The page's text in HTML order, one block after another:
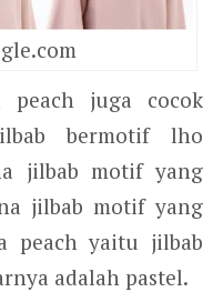
peach juga cocok
bermotif lho
jilbab motif yang
jilbab motif yang
peach yaitu jilbab
adalah pastel.